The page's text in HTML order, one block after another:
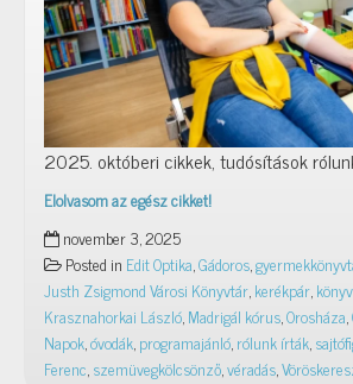
2025. októberi cikkek, tudósítások
Elolvasom az egész cikket!
Rólunk
írták
–
2025.
október
november 3, 2025
Posted in Edit Optika,Gádoros,
Justh Zsigmond Városi Könyvtár,kerékpár,
Krasznahorkai László,Madrigál kórus,Orosháza,
Napok,óvodák,programajánló,rólunk írták,
Ferenc,szemüvegkölcsönző,véradás,